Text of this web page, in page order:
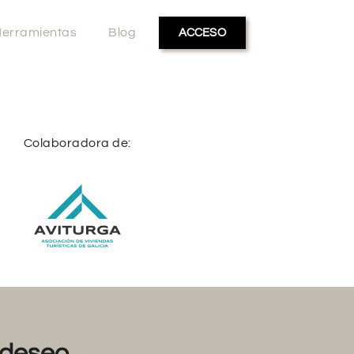
Blog ACCESO
Colaboradora de: